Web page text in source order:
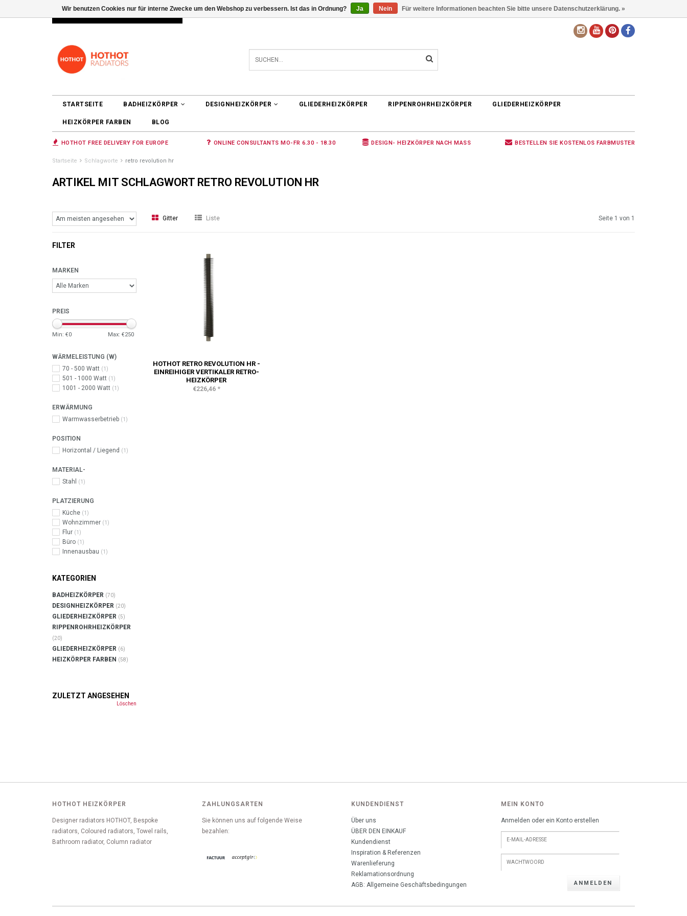
INFO@RADIATORS.SHOP ANMELDEN 0 ARTIKEL €0,00 DE
STARTSEITE BADHEIZKÖRPER DESIGNHEIZKÖRPER GLIEDERHEIZKÖRPER RIPPENROHRHEIZKÖRPER GLIEDERHEIZKÖRPER
HEIZKÖRPER FARBEN BLOG
HOTHOT FREE DELIVERY FOR EUROPE ONLINE CONSULTANTS MO-FR 6.30 - 18.30 DESIGN- HEIZKÖRPER NACH MASS BESTELLEN SIE KOSTENLOS FARBMUSTER
Startseite Schlagworte retro revolution hr
ARTIKEL MIT SCHLAGWORT RETRO REVOLUTION HR
Gitter Liste Seite 1 von 1
FILTER
MARKEN
PREIS
Min: €0 Max: €250
WÄRMELEISTUNG (W)
70 - 500 Watt (1)
501 - 1000 Watt (1)
1001 - 2000 Watt (1)
ERWÄRMUNG
Warmwasserbetrieb (1)
POSITION
Horizontal / Liegend (1)
MATERIAL-
Stahl
(1)
PLATZIERUNG
Küche (1)
Wohnzimmer (1)
Flur (1)
Büro (1)
Innenausbau (1)
KATEGORIEN
BADHEIZKÖRPER (70)
DESIGNHEIZKÖRPER (20)
GLIEDERHEIZKÖRPER (5)
RIPPENROHRHEIZKÖRPER
(20)
GLIEDERHEIZKÖRPER (6)
HEIZKÖRPER FARBEN (58)
ZULETZT ANGESEHEN
Löschen
HOTHOT RETRO REVOLUTION HR -
EINREIHIGER VERTIKALER RETRO-
HEIZKÖRPER
€226,46 *
HOTHOT HEIZKÖRPER
Designer radiators HOTHOT, Bespoke
radiators, Coloured radiators, Towel rails,
Bathroom radiator, Column radiator
ZAHLUNGSARTEN
Sie können uns auf folgende Weise
bezahlen:
KUNDENDIENST
Über uns
ÜBER DEN EINKAUF
Kundendienst
Inspiration & Referenzen
Warenlieferung
Reklamationsordnung
AGB: Allgemeine Geschäftsbedingungen
MEIN KONTO
Anmelden oder ein Konto erstellen
ANMELDEN
Wir benutzen Cookies nur für interne Zwecke um den Webshop zu verbessern. Ist das in Ordnung? Ja Nein Für weitere Informationen beachten Sie bitte unsere Datenschutzerklärung. »